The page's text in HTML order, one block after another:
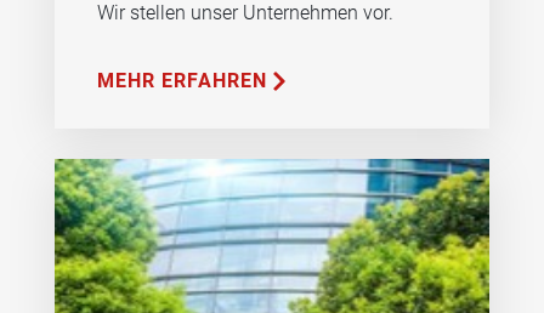
Wir stellen unser Unternehmen vor.
MEHR ERFAHREN